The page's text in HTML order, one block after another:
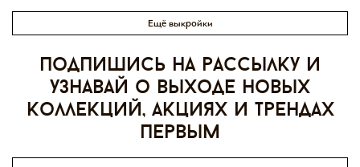
Ещё выкройки
Подпишись на рассылку и
узнавай о выходе новых
коллекций, акциях и трендах
первым